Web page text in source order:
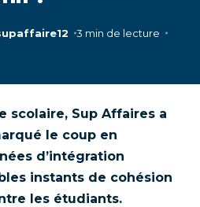
3 min de lecture
scolaire, Sup Affaires a
le coup en
d’intégration
instants de cohésion
les étudiants.